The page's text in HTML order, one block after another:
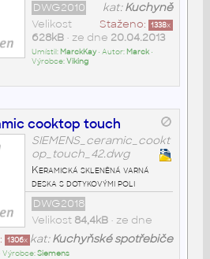
kat:Kuchyně
DWG2010
Staženo: 1338x
Velikost
628kB• ze dne 20.04.2013
Umístil: MarckKay• Autor: Marck•
Výrobce:Viking
cooktop touch
SIEMENS_ceramic_cookt
op_touch_42.dwg
Keramická skleněná varná
deska s dotykovými poli
kat:Kuchyňské spotřebiče
DWG2018
1306x
Velikost 84,4kB• ze dne
Výrobce:Siemens